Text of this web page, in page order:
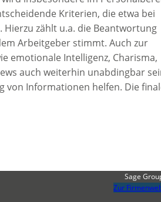
Kriterien, die etwa bei
zählt u.a. die Beantwortung
Arbeitgeber stimmt. Auch zur
emotionale Intelligenz, Charisma,
auch weiterhin unabdingbar
von Informationen helfen. Die
Sage
Zur